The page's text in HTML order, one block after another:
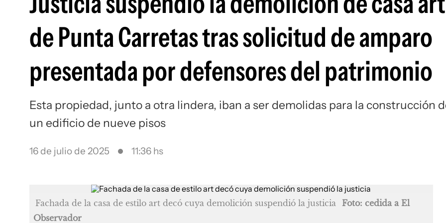
de Punta Carretas tras solicitud de amparo
presentada por defensores del patrimonio
Esta propiedad, junto a otra lindera, iban a ser demolidas para la construcción
un edificio de nueve pisos
16 de julio de 2025 11:36 hs
Fachada de la casa de estilo art decó cuya demolición suspendió la justicia Foto: cedida a El
Observador